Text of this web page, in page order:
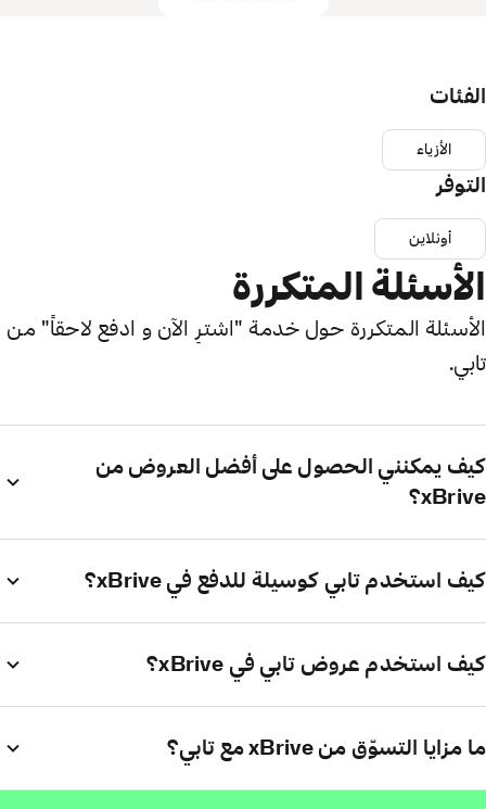
الفئات
الأزياء
التوفر
أونلاين
الأسئلة المتكررة
الأسئلة المتكررة حول خدمة "اشترِ الآن و ادفع لاحقاً" من
تابي.
كيف يمكنني الحصول على أفضل العروض من
xBrive؟
كيف استخدم تابي كوسيلة للدفع في xBrive؟
كيف استخدم عروض تابي في xBrive؟
ما مزايا التسوّق من xBrive مع تابي؟